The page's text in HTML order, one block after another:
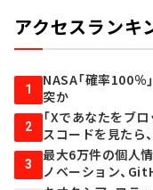
アクセスランキ
1
NASA「確率100
突か
2
「Xであなたをブ
スコードを見たら
3
最大6万件の個人
ノベーション、